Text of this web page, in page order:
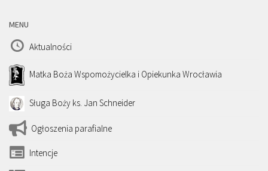
MENU
Aktualności
Matka Boża Wspomożycielka i Opiekunka Wrocławia
Sługa Boży ks. Jan Schneider
Ogłoszenia parafialne
Intencje